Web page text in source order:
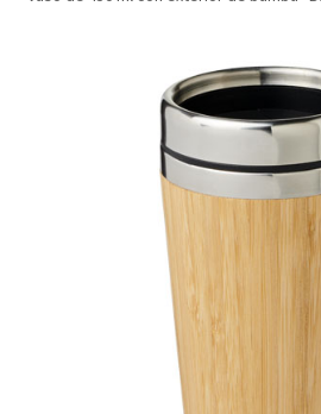
Técnicas del grabado